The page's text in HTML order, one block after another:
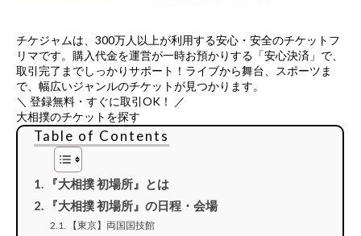
チケジャムは、 300万人以上が利用する安心・安全のチケットフ
リマです。購入代金を運営が一時お預かりする「安心決済」で、
取引完了までしっかりサポート！ライブから舞台、スポーツま
で、幅広いジャンルのチケットが見つかります。
＼ 登録無料・すぐに取引OK！ ／
大相撲のチケットを探す
Table of Contents
『大相撲 初場所』とは
『大相撲 初場所』の日程・会場
【東京】両国国技館